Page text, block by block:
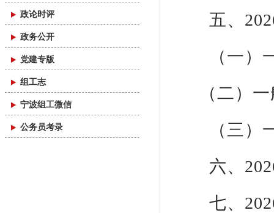
政论时评
政务公开
党建专版
组工志
宁波组工微信
公务员考录
五、
（一
（二）
（三
六、
七、